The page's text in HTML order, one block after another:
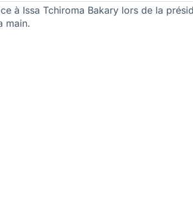
à Issa Tchiroma Bakary lors de la
main.